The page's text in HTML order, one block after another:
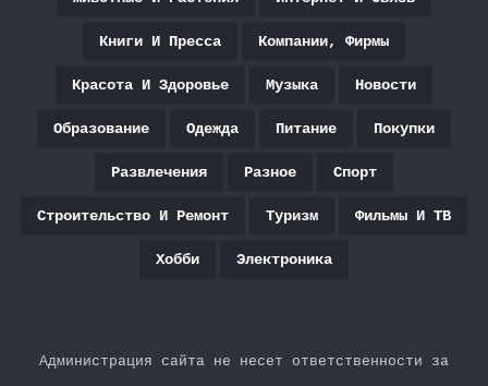
Книги И Пресса Компании, Фирмы
Красота И Здоровье Музыка Новости
Образование Одежда Питание Покупки
Развлечения Разное Спорт
Строительство И Ремонт Туризм Фильмы И ТВ
Хобби Электроника
Администрация сайта не несет ответственности за